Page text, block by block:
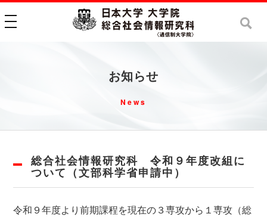
toggle navigation
お知らせ
News
総合社会情報研究科 令和９年度改組に
ついて（文部科学省申請中）
令和９年度より前期課程を現在の３専攻から１専攻（総